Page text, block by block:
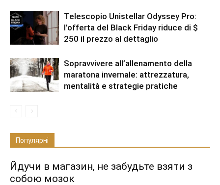
Telescopio Unistellar Odyssey Pro:
l’offerta del Black Friday riduce di $
250 il prezzo al dettaglio
Sopravvivere all’allenamento della
maratona invernale: attrezzatura,
mentalità e strategie pratiche
Популярні
Йдучи в магазин, не забудьте взяти з
собою мозок